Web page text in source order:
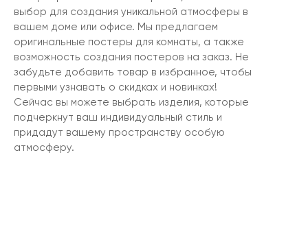
выбор для создания уникальной атмосферы в
вашем доме или офисе. Мы предлагаем
оригинальные постеры для комнаты, а также
возможность создания постеров на заказ. Не
забудьте добавить товар в избранное, чтобы
первыми узнавать о скидках и новинках!
Сейчас вы можете выбрать изделия, которые
подчеркнут ваш индивидуальный стиль и
придадут вашему пространству особую
атмосферу.